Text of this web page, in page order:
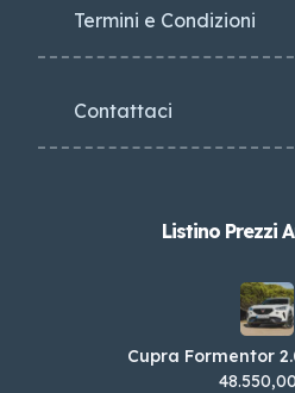
Termini e Condizioni
Contattaci
Listino Prezzi
Cupra Formentor